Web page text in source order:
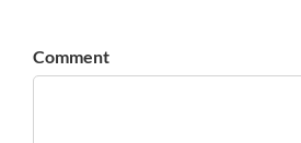
Comment